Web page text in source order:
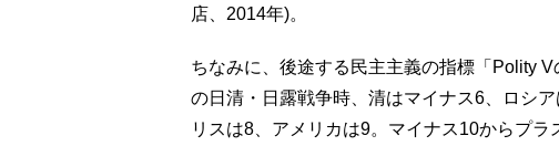
店、2014年)。
ちなみに、後途する民主主義の指標「Polity
の日清・日露戦争時、清はマイナス6、ロシ
リスは8、アメリカは9。マイナス10からプラ